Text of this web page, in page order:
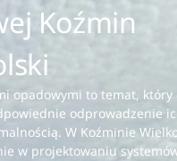
Koźmin
opadowymi to temat, który
odprowadzenie
W Koźminie
w projektowaniu